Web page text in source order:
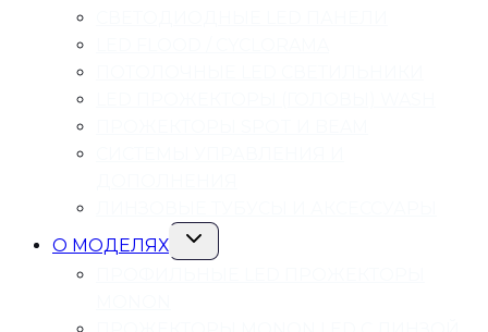
О МОДЕЛЯХ
Переключить
дочернее